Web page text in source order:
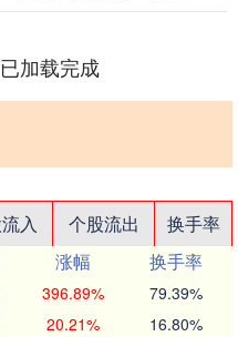
加载完成
入 个股流出
换手率
涨幅
换手率
396.89% 79.39%
20.21% 16.80%